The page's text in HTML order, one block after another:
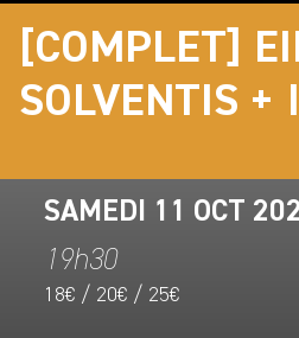
[COMPLET]
SOLVENTIS +
SAMEDI 11 OCT
19h30
18€ / 20€ / 25€